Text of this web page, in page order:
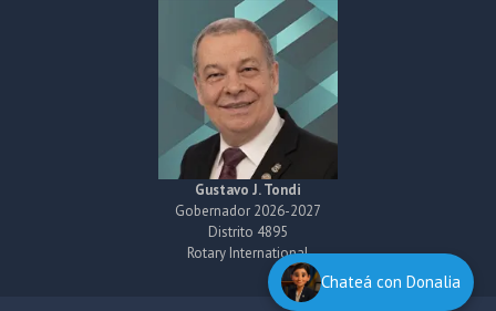
Gustavo J. Tondi
Gobernador 2026-2027
Distrito 4895
Rotary International
Chateá con Donalia